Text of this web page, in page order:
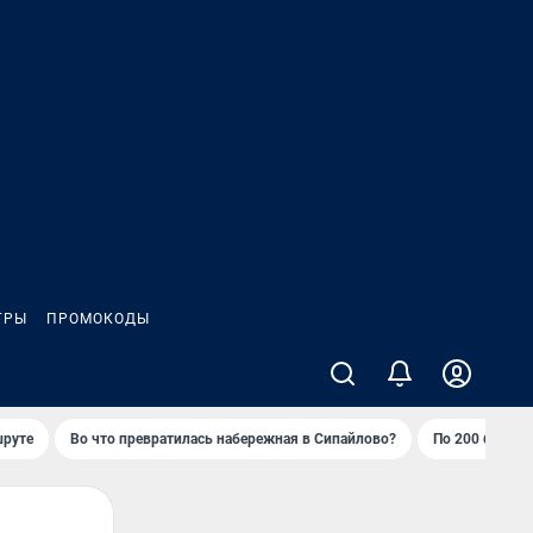
ПРОМОКОДЫ
Во что превратилась набережная в Сипайлово? По 200